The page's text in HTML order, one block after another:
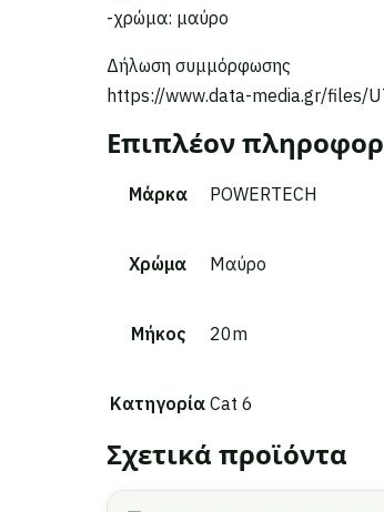
-χρώμα: μαύρο
Δήλωση συμμόρφωσης
https://www.data-media.gr/files/
Επιπλέον
Μάρκα POWERTECH
Χρώμα Μαύρο
Μήκος 20m
Κατηγορία Cat 6
Σχετικά προϊόντα